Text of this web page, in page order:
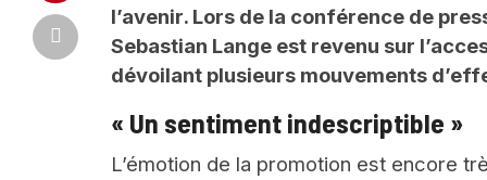
l’avenir. Lors de la conférence de
Sebastian Lange est revenu sur
dévoilant plusieurs mouvements
« Un sentiment indescriptible »
L’émotion de la promotion est encore